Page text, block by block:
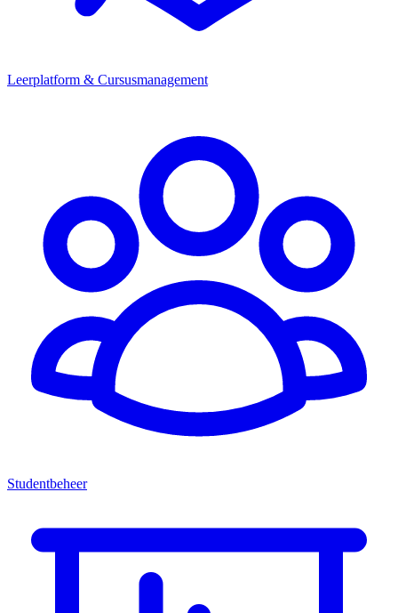
Leerplatform & Cursusmanagement
Studentbeheer